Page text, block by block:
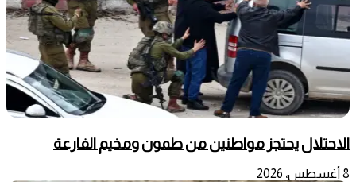
الاحتلال يحتجز مواطنين من طمون ومخيم الفارعة
8 أغسطس، 2026